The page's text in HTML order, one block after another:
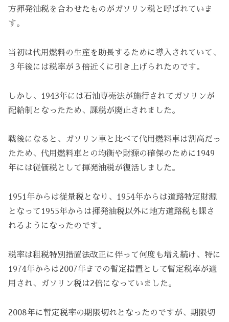
方揮発油税を合わせたものがガソリン税と呼ばれていま
す。
当初は代用燃料の生産を助長するために導入されていて、
３年後には税率が３倍近くに引き上げられたのです。
しかし、1943年には石油専売法が施行されてガソリンが
配給制となったため、課税が廃止されました。
戦後になると、ガソリン車と比べて代用燃料車は割高だっ
たため、代用燃料車との均衡や財源の確保のために1949
年には従価税として揮発油税が復活しました。
1951年からは従量税となり、1954年からは道路特定財源
となって1955年からは揮発油税以外に地方道路税も課さ
れるようになったのです。
税率は租税特別措置法改正に伴って何度も増え続け、特に
1974年からは2007年までの暫定措置として暫定税率が適
用され、ガソリン税は2倍になっていました。
2008年に暫定税率の期限切れとなったのですが、期限切